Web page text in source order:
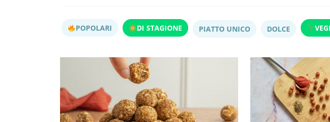
POPOLARI DI STAGIONE PIATTO UNICO DOLCE